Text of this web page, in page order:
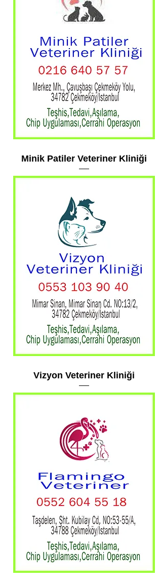
Minik Patiler Veteriner Kliniği
Vizyon Veteriner Kliniği